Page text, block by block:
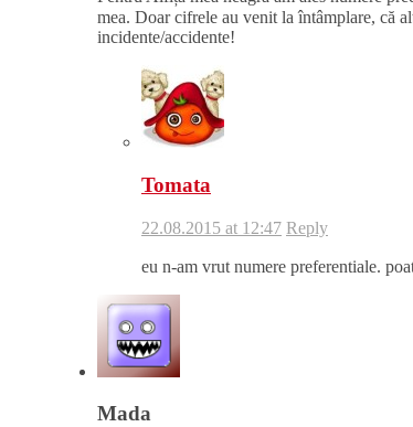
mea. Doar cifrele au venit la întâmplare, că
incidente/accidente!
Tomata
22.08.2015 at 12:47 Reply
eu n-am vrut numere preferentiale.
Mada